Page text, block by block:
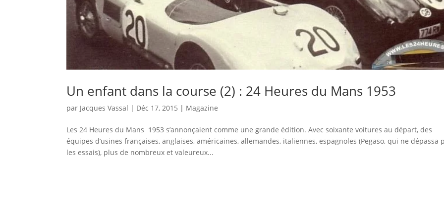
Un enfant dans la course (2) : 24 Heures du Mans 1953
par Jacques Vassal | Déc 17, 2015 | Magazine
Les 24 Heures du Mans 1953 s’annonçaient comme une grande édition. Avec soixante voitures au départ, des
équipes d’usines françaises, anglaises, américaines, allemandes, italiennes, espagnoles (Pegaso, qui ne dépassa
les essais), plus de nombreux et valeureux...